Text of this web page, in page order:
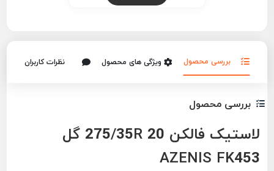
بررسی محصول ویژگی های محصول نظرات کاربران
بررسی محصول
لاستیک فالکن 275/35R 20 گل
AZENIS FK453